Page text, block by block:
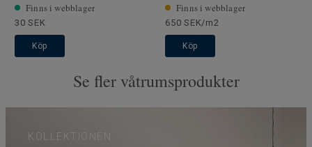
Finns i webblager
30 SEK
Köp
Finns i webblager
650 SEK/m2
Köp
Se fler våtrumsprodukter
KOLLEKTIONEN